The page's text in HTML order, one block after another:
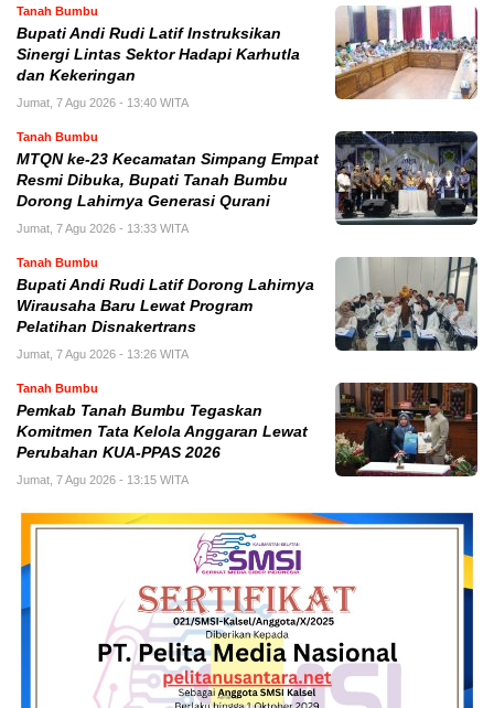
Tanah Bumbu
Bupati Andi Rudi Latif Instruksikan
Sinergi Lintas Sektor Hadapi Karhutla
dan Kekeringan
Jumat, 7 Agu 2026 - 13:40 WITA
Tanah Bumbu
MTQN ke-23 Kecamatan Simpang Empat
Resmi Dibuka, Bupati Tanah Bumbu
Dorong Lahirnya Generasi Qurani
Jumat, 7 Agu 2026 - 13:33 WITA
Tanah Bumbu
Bupati Andi Rudi Latif Dorong Lahirnya
Wirausaha Baru Lewat Program
Pelatihan Disnakertrans
Jumat, 7 Agu 2026 - 13:26 WITA
Tanah Bumbu
Pemkab Tanah Bumbu Tegaskan
Komitmen Tata Kelola Anggaran Lewat
Perubahan KUA-PPAS 2026
Jumat, 7 Agu 2026 - 13:15 WITA